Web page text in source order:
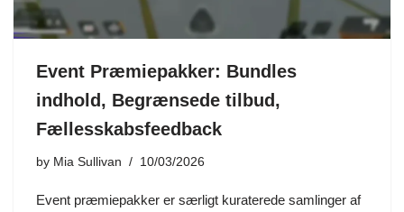
Event Præmiepakker: Bundles
indhold, Begrænsede tilbud,
Fællesskabsfeedback
by Mia Sullivan 10/03/2026
Event præmiepakker er særligt kuraterede samlinger af